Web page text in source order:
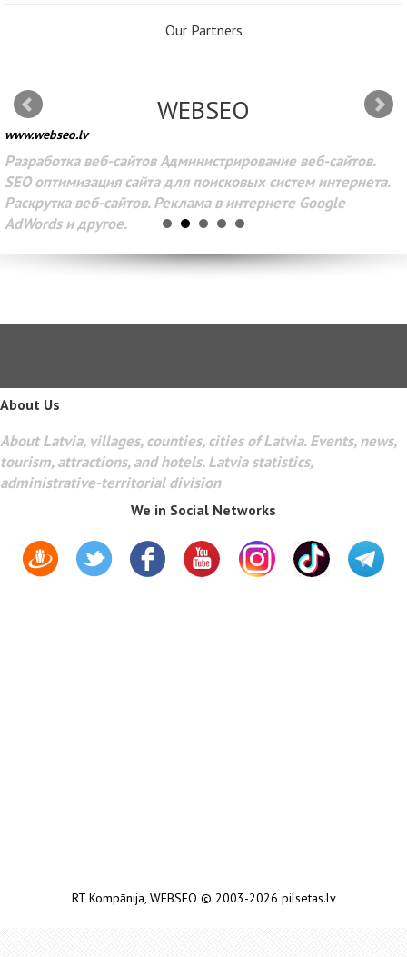
Our Partners
WEBSEO
www.webseo.lv
Разработка веб-сайтов Администрирование веб-сайтов.
SEO оптимизация сайта для поисковых систем интернета.
Раскрутка веб-сайтов. Реклама в интернете Google
AdWords и другое.
About Us
About Latvia, villages, counties, cities of Latvia. Events, news,
tourism, attractions, and hotels. Latvia statistics,
administrative-territorial division
We in Social Networks
RT Kompānija, WEBSEO © 2003-2026 pilsetas.lv